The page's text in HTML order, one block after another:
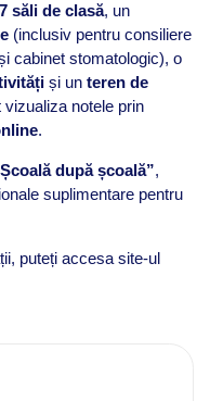
săli de clasă, un
(inclusiv pentru consiliere
cabinet stomatologic), o
și un teren de
notele prin
.
după școală”,
suplimentare pentru
puteți accesa site-ul